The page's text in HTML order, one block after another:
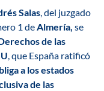
Salas, del juzgado
1 deAlmería, se
de las
, que España ratificó
a los estados
de las